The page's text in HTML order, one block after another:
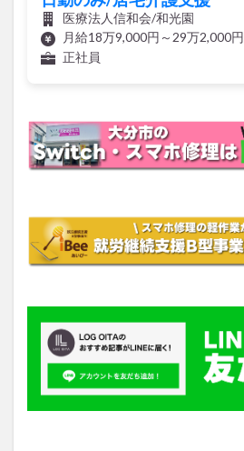
医療法人信和会/和光園
月給18万9,000円～29万2,000円
正社員